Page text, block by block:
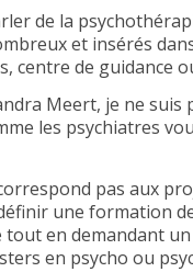
de la
et insérés
centre de guidance
Meert, je ne suis
les psychiatres
pas aux
une formation
en demandant un
en psycho ou